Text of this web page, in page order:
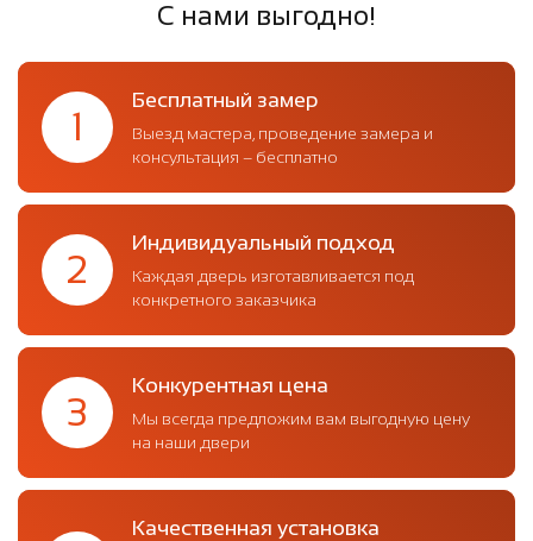
С нами выгодно!
1
Бесплатный замер
Выезд мастера, проведение замера и
консультация – бесплатно
2
Индивидуальный подход
Каждая дверь изготавливается под
конкретного заказчика
3
Конкурентная цена
Мы всегда предложим вам выгодную цену
на наши двери
Качественная установка